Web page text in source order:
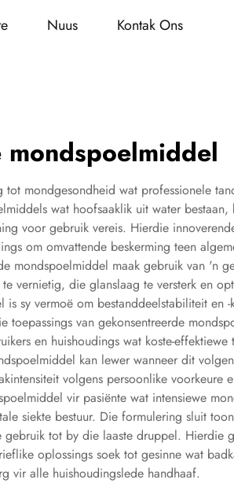
Nuus
Kontak Ons
mondgesondheid wat professionele
wat hoofsaaklik uit water
voor gebruik vereis. Hierdie
om omvattende beskerming teen
mondspoelmiddel maak gebruik van 'n
vernietig, die glanslaag te versterk en
sy vermoë om bestanddeelstabiliteit
van gekonsentreerde
en huishoudings wat koste-
kan lewer wanneer dit
volgens persoonlike voorkeure
vir pasiënte wat intensiewe
siekte bestuur. Die formulering sluit
tot by die laaste druppel. Hierdie
oplossings soek tot gesinne wat
vir alle huishoudingslede handhaaf.